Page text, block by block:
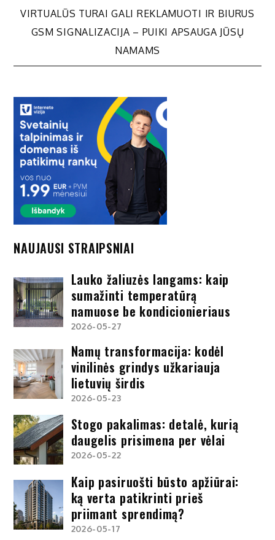
Navigacija
įrašų
VIRTUALŪS TURAI GALI REKLAMUOTI IR BIURUS
GSM SIGNALIZACIJA – PUIKI APSAUGA JŪSŲ
NAMAMS
NAUJAUSI STRAIPSNIAI
Lauko žaliuzės langams: kaip
sumažinti temperatūrą
namuose be kondicionieriaus
2026-05-27
Namų transformacija: kodėl
vinilinės grindys užkariauja
lietuvių širdis
2026-05-23
Stogo pakalimas: detalė, kurią
daugelis prisimena per vėlai
2026-05-22
Kaip pasiruošti būsto apžiūrai:
ką verta patikrinti prieš
priimant sprendimą?
2026-05-17